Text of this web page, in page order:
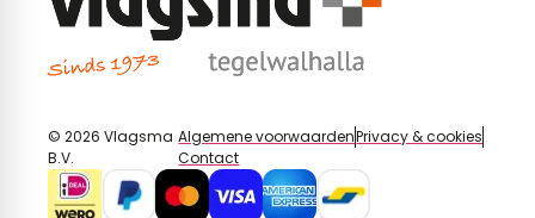
© 2026 Vlagsma
B.V.
Algemene voorwaardenPrivacy & cookies
Contact